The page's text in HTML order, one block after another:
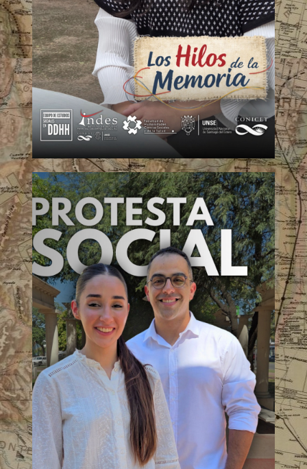
Libertad de expresión – Hilos de la
Memoria
En este nuevo episodio de Los Hilos de la
Memoria, analizamos junto a Lourdes Risso
Patrón el preocupante aumento de los ataques al
periodismo en Argentina. Lo que hoy se presenta
como «libertad», muchas veces funciona como un
medio para silenciar nuestro derecho a saber.
Hoy, defender la libertad de expresión es asegurar
que […]